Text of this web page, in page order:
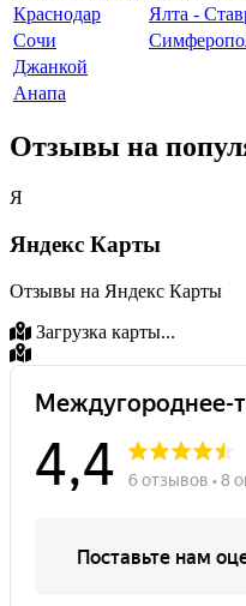
Краснодар
Ялта -
Сочи
Джанкой
Анапа
Отзывы на
Я
Яндекс Карты
Отзывы на Яндекс Карты
Загрузка карты...